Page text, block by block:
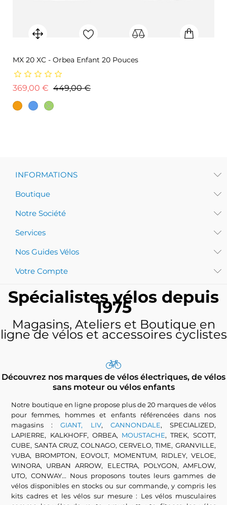
MX 20 XC - Orbea Enfant 20 Pouces
369,00 € Prix de base
449,00 €Prix
INFORMATIONS
Boutique
Notre Société
Services
Nos Guides Vélos
Votre Compte
Spécialistes vélos depuis
1975
Magasins, Ateliers et Boutique en
ligne de vélos et accessoires cyclistes
Découvrez nos marques de vélos électriques, de vélos
sans moteur ou vélos enfants
Notre boutique en ligne propose plus de 20 marques de vélos
pour femmes, hommes et enfants référencées dans nos
magasins :GIANT, LIV, CANNONDALE, SPECIALIZED,
LAPIERRE, KALKHOFF, ORBEA, MOUSTACHE, TREK, SCOTT,
CUBE, SANTA CRUZ, COLNAGO, CERVELO, TIME, GRANVILLE,
YUBA, BROMPTON, EOVOLT, MOMENTUM, RIDLEY, VELOE,
WINORA, URBAN ARROW, ELECTRA, POLYGON, AMFLOW,
UTO, CONWAY... Nous proposons toutes leurs gammes de
vélos disponibles en stocks ou sur commande, y compris les
kits cadres et les vélos sur mesure : Les vélos musculaires